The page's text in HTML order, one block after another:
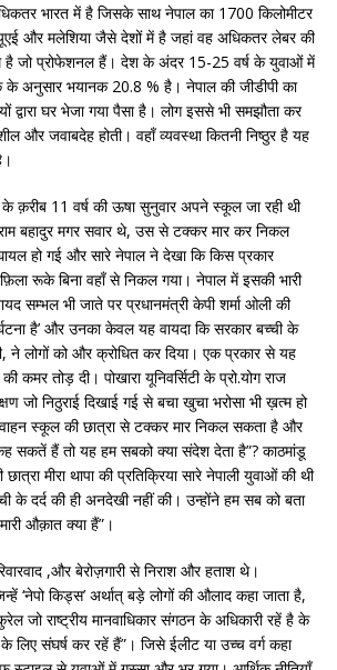
भारत में है जिसके साथ नेपाल का 1700 किलोमीटर
यूएई और मलेशिया जैसे देशों में है जहां वह अधिकतर लेबर की
है जो प्रोफेशनल हैं। देश के अंदर 15-25 वर्ष के युवाओं में
के अनुसार भयानक 20.8 % है। नेपाल की जीडीपी का
द्वारा घर भेजा गया पैसा है। लोग इससे भी समझौता कर
और जवाबदेह होती। वहाँ व्यवस्था कितनी निष्ठुर है यह
क़रीब 11 वर्ष की ऊषा सुनुवार अपने स्कूल जा रही थी
बहादुर मगर सवार थे, उस से टक्कर मार कर निकल
हो गई और सारे नेपाल ने देखा कि किस प्रकार
रूके बिना वहाँ से निकल गया। नेपाल में इसकी भारी
सम्भल भी जाते पर प्रधानमंत्री केपी शर्मा ओली की
है’ और उनका केवल यह वायदा कि सरकार बच्ची के
ने लोगों को और क्रोधित कर दिया। एक प्रकार से यह
कमर तोड़ दी। पोखारा यूनिवर्सिटी के प्रो.योग राज
जो निठुराई दिखाई गई से बचा खुचा भरोसा भी ख़त्म हो
स्कूल की छात्रा से टक्कर मार निकल सकता है और
सकतें हैं तो यह हम सबको क्या संदेश देता है”? काठमांडू
छात्रा मीरा थापा की प्रतिक्रिया सारे नेपाली युवाओं की थी
के दर्द की ही अनदेखी नहीं की। उन्होंने हम सब को बता
औक़ात क्या हैं”।
,और बेरोज़गारी से निराश और हताश थे।
‘नेपो किड्स’ अर्थात् बड़े लोगों की औलाद कहा जाता है,
जो राष्ट्रीय मानवाधिकार संगठन के अधिकारी रहें है के
संघर्ष कर रहें हैं”। जिसे ईलीट या उच्च वर्ग कहा